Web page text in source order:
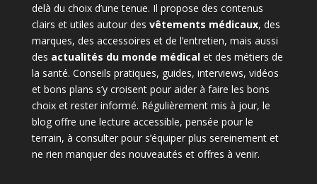
delà du choix d’une tenue. Il propose des contenus
clairs et utiles autour des vêtements médicaux, des
marques, des accessoires et de l’entretien, mais aussi
des actualités du monde médicalet des métiers de
la santé. Conseils pratiques, guides, interviews, vidéos
et bons plans s’y croisent pour aider à faire les bons
choix et rester informé. Régulièrement mis à jour, le
blog offre une lecture accessible, pensée pour le
terrain, à consulter pour s’équiper plus sereinement et
ne rien manquer des nouveautés et offres à venir.